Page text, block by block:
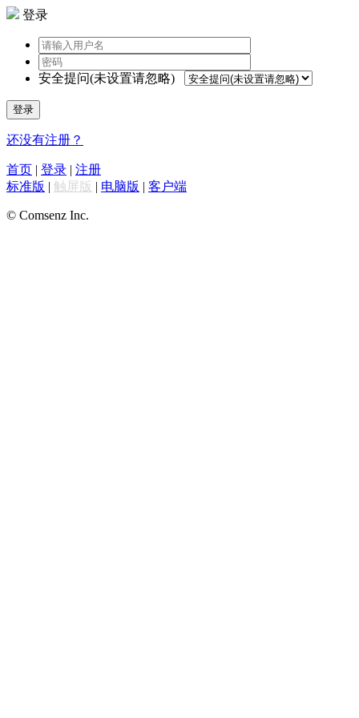
登录
安全提问(未设置请忽略)
登录
还没有注册？
首页 | 登录 | 注册
标准版 | 触屏版 | 电脑版 | 客户端
© Comsenz Inc.